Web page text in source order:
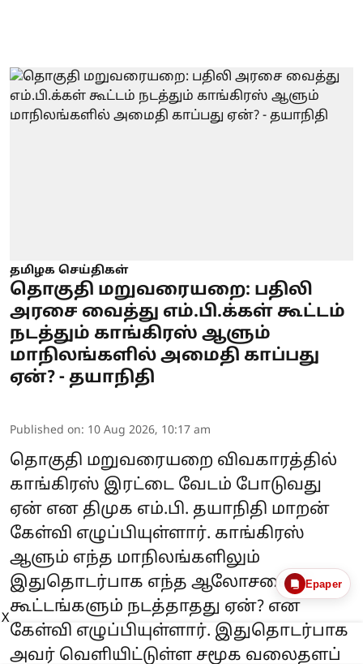
தமிழக செய்திகள்
தொகுதி மறுவரையறை: பதிலி
அரசை வைத்து எம்.பி.க்கள் கூட்டம்
நடத்தும் காங்கிரஸ் ஆளும்
மாநிலங்களில் அமைதி காப்பது
ஏன்? - தயாநிதி
Published on: 10 Aug 2026, 10:17 am
தொகுதி மறுவரையறை விவகாரத்தில்
காங்கிரஸ் இரட்டை வேடம் போடுவது
ஏன் என திமுக எம்.பி. தயாநிதி மாறன்
கேள்வி எழுப்பியுள்ளார். காங்கிரஸ்
ஆளும் எந்த மாநிலங்களிலும்
இதுதொடர்பாக எந்த ஆலோசனைக்
கூட்டங்களும் நடத்தாதது ஏன்? என
கேள்வி எழுப்பியுள்ளார். இதுதொடர்பாக
அவர் வெளியிட்டுள்ள சமூக வலைதளப்
Epaper
X